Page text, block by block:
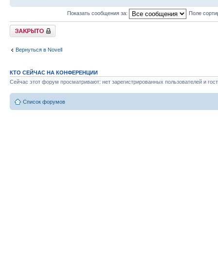
Показать сообщения за: Поле
Закрыто
Вернуться в Novell
КТО СЕЙЧАС НА КОНФЕРЕНЦИИ
Сейчас этот форум просматривают: нет зарегистрированных пользователей и
Список форумов